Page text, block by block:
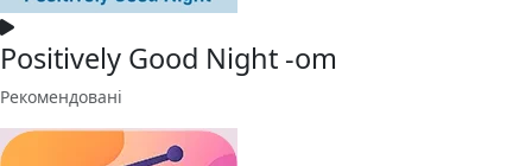
Positively Good Night -om
Рекомендовані